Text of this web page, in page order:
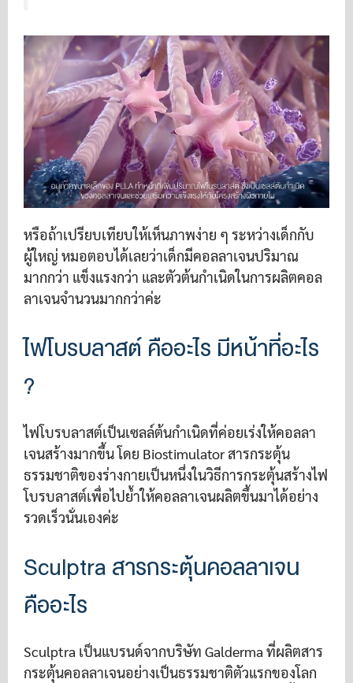
หรือถ้าเปรียบเทียบให้เห็นภาพง่าย ๆ ระหว่างเด็กกับ
ผู้ใหญ่ หมอตอบได้เลยว่าเด็กมีคอลลาเจนปริมาณ
มากกว่า แข็งแรงกว่า และตัวต้นกำเนิดในการผลิตคอล
ลาเจนจำนวนมากกว่าค่ะ
ไฟโบรบลาสต์ คืออะไร มีหน้าที่อะไร
?
ไฟโบรบลาสต์เป็นเซลล์ต้นกำเนิดที่ค่อยเร่งให้คอลลา
เจนสร้างมากขึ้น โดย Biostimulator สารกระตุ้น
ธรรมชาติของร่างกายเป็นหนึ่งในวิธีการกระตุ้นสร้างไฟ
โบรบลาสต์เพื่อไปย้ำให้คอลลาเจนผลิตขึ้นมาได้อย่าง
รวดเร็วนั่นเองค่ะ
Sculptra สารกระตุ้นคอลลาเจน
คืออะไร
Sculptra เป็นแบรนด์จากบริษัท Galderma ที่ผลิตสาร
กระตุ้นคอลลาเจนอย่างเป็นธรรมชาติตัวแรกของโลก